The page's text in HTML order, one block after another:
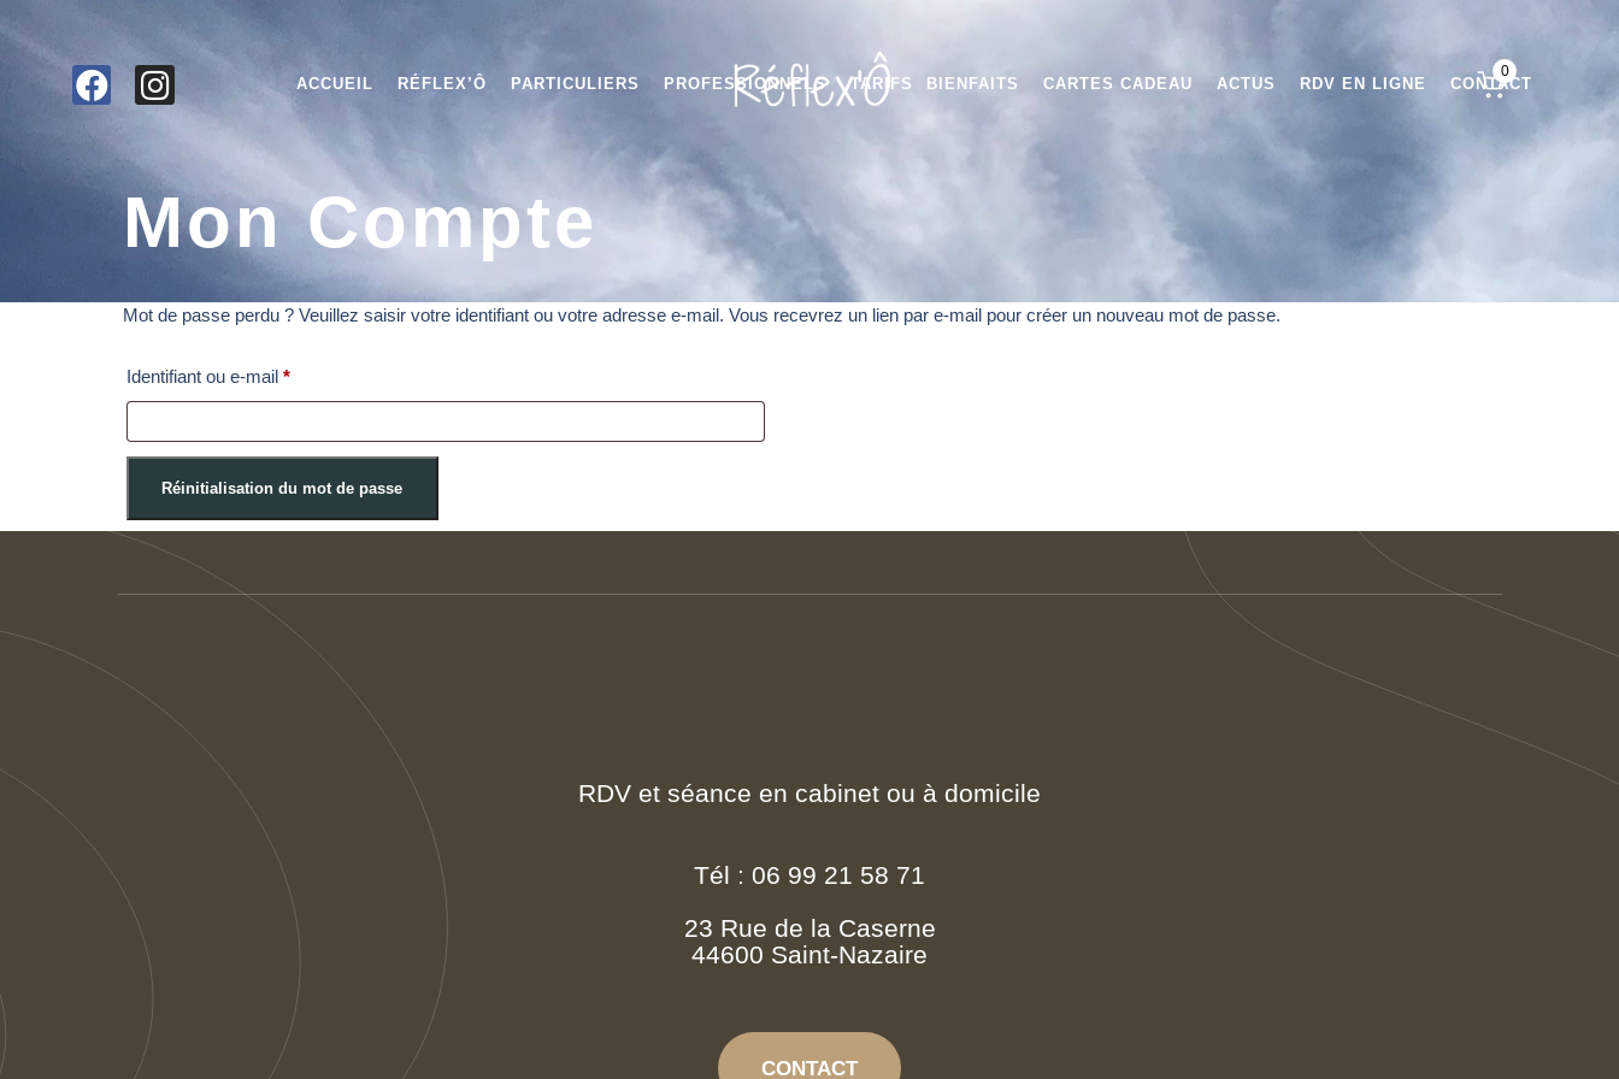
ACCUEIL RÉFLEX’Ô PARTICULIERS PROFESSIONNELS TARIFS BIENFAITS CARTES CADEAU ACTUS RDV EN LIGNE CONTACT
0
Mon Compte
Mot de passe perdu ? Veuillez saisir votre identifiant ou votre adresse e-mail. Vous recevrez un lien par e-mail pour créer un nouveau mot de passe.
Identifiant ou e-mail *
Réinitialisation du mot de passe
RDV et séance en cabinet ou à domicile
Tél : 06 99 21 58 71
23 Rue de la Caserne
44600 Saint-Nazaire
CONTACT